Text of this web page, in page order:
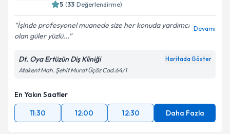
5 (33 Değerlendirme)
İşinde profesyonel muanede size her konuda yardımcı
olan güler yüzlü...
Devamı
Dt. Oya Ertüzün Diş Kliniği Haritada Göster
Atakent Mah. Şehit Murat Üçöz Cad.64/1
En Yakın Saatler
11:30
12:00 12:30 Daha Fazla